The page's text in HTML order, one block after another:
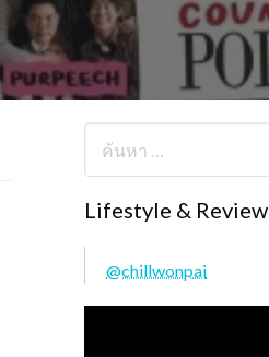
Lifestyle & Review
@chillwonpai